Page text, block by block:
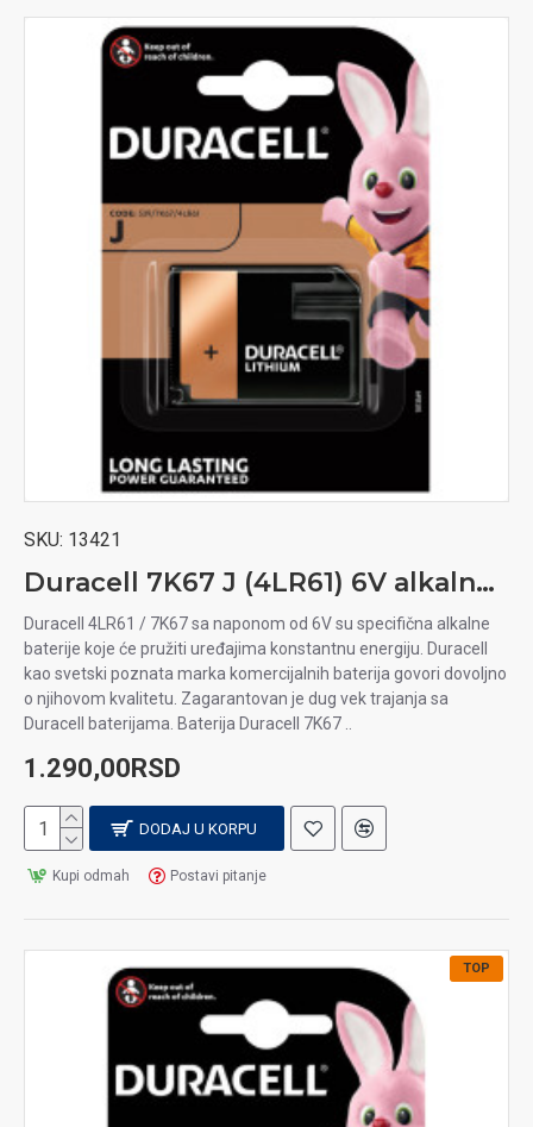
Pravouganog oblika sa najvećim naponom, koriste se kod
uređaja kojima je potrebna jača struja.
SKU: 13421
Duracell 7K67 J (4LR61) 6V alkalna baterija
Duracell 4LR61 / 7K67 sa naponom od 6V su specifična alkalne
baterije koje će pružiti uređajima konstantnu energiju. Duracell
kao svetski poznata marka komercijalnih baterija govori dovoljno
o njihovom kvalitetu. Zagarantovan je dug vek trajanja sa
Duracell baterijama. Baterija Duracell 7K67 ..
1.290,00RSD
DODAJ U KORPU
Kupi odmah Postavi pitanje
TOP